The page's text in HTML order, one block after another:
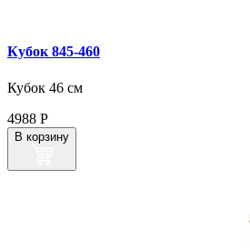
Кубок 845‑460
Кубок 46 см
4988 Р
В корзину